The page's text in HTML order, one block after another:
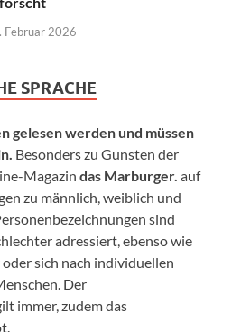
Februar 2026
SPRACHE
gelesen werden und müssen
Besonders zu Gunsten der
Magazin das Marburger. auf
zu männlich, weiblich und
sind
adressiert, ebenso wie
sich nach individuellen
Der
immer, zudem das